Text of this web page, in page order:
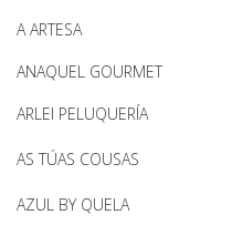
A ARTESA
ANAQUEL GOURMET
ARLEI PELUQUERÍA
AS TÚAS COUSAS
AZUL BY QUELA